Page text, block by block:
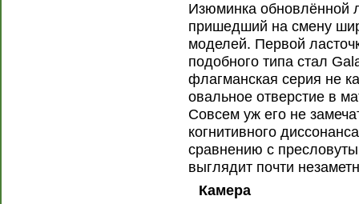
Изюминка обновлённой
пришедший на смену
моделей. Первой
подобного типа стал
флагманская серия не
овальное отверстие в
Совсем уж его не
когнитивного
сравнению с
выглядит почти
Камера